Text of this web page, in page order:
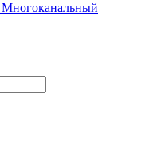
Многоканальный